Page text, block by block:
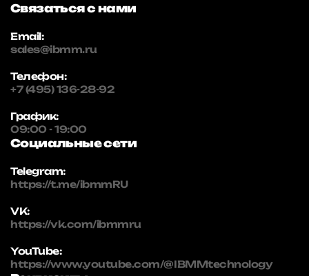
Связаться с нами
Email:
sales@ibmm.ru
Телефон:
+7 (495) 136-28-92
График:
09:00 - 19:00
Социальные сети
Telegram:
https://t.me/ibmmRU
VK:
https://vk.com/ibmmru
YouTube:
https://www.youtube.com/@IBMMtechnology